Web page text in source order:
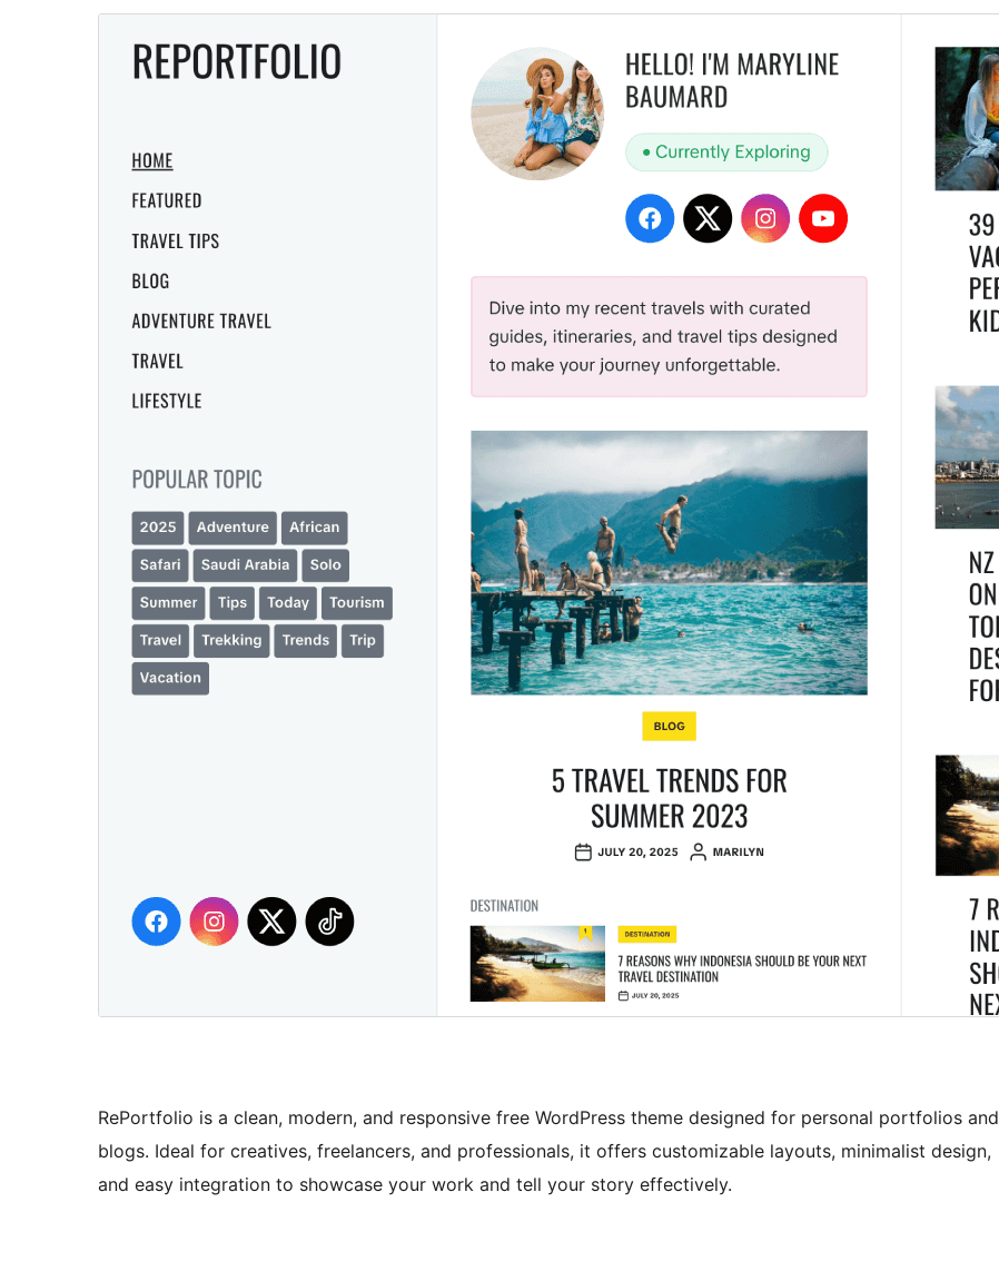
RePortfolio is a clean, modern, and responsive free WordPress theme designed for personal portfolios and
blogs. Ideal for creatives, freelancers, and professionals, it offers customizable layouts, minimalist design,
and easy integration to showcase your work and tell your story effectively.